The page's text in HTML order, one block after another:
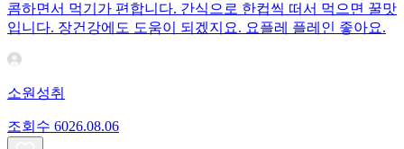
콤하면서 먹기가 편합니다. 간식으로 한컵씩 떠서 먹으면 꿀맛
입니다. 장건강에도 도움이 되겠지요. 요플레 플레인 좋아요.
소원성취
조회수 6026.08.06